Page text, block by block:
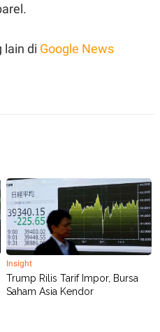
lain di Google News
Insight
Trump Rilis Tarif Impor, Bursa
Saham Asia Kendor